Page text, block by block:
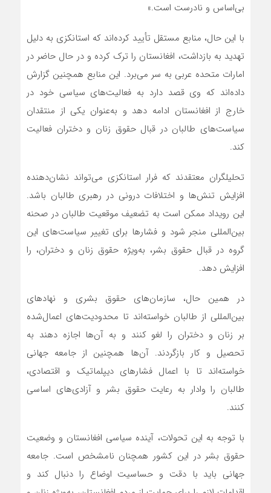
بی‌اساس و نادرست است.»
با این حال، منابع مستقل تأیید کرده‌اند که استانکزی به دلیل
تهدید به بازداشت، افغانستان را ترک کرده و در حال حاضر در
امارات متحده عربی به سر می‌برد. این منابع همچنین گزارش
داده‌اند که وی قصد دارد به فعالیت‌های سیاسی خود در
خارج از افغانستان ادامه دهد و به‌عنوان یکی از منتقدان
سیاست‌های طالبان در قبال حقوق زنان و دختران فعالیت
کند.
تحلیلگران معتقدند که فرار استانکزی می‌تواند نشان‌دهنده
افزایش تنش‌ها و اختلافات درونی در رهبری طالبان باشد.
این رویداد ممکن است به تضعیف موقعیت طالبان در صحنه
بین‌المللی منجر شود و فشارها برای تغییر سیاست‌های این
گروه در قبال حقوق بشر، به‌ویژه حقوق زنان و دختران، را
افزایش دهد.
در همین حال، سازمان‌های حقوق بشری و نهادهای
بین‌المللی از طالبان خواسته‌اند تا محدودیت‌های اعمال‌شده
بر زنان و دختران را لغو کنند و به آن‌ها اجازه دهند به
تحصیل و کار بازگردند. آن‌ها همچنین از جامعه جهانی
خواسته‌اند تا با اعمال فشارهای دیپلماتیک و اقتصادی،
طالبان را وادار به رعایت حقوق بشر و آزادی‌های اساسی
کنند.
با توجه به این تحولات، آینده سیاسی افغانستان و وضعیت
حقوق بشر در این کشور همچنان نامشخص است. جامعه
جهانی باید با دقت و حساسیت اوضاع را دنبال کند و